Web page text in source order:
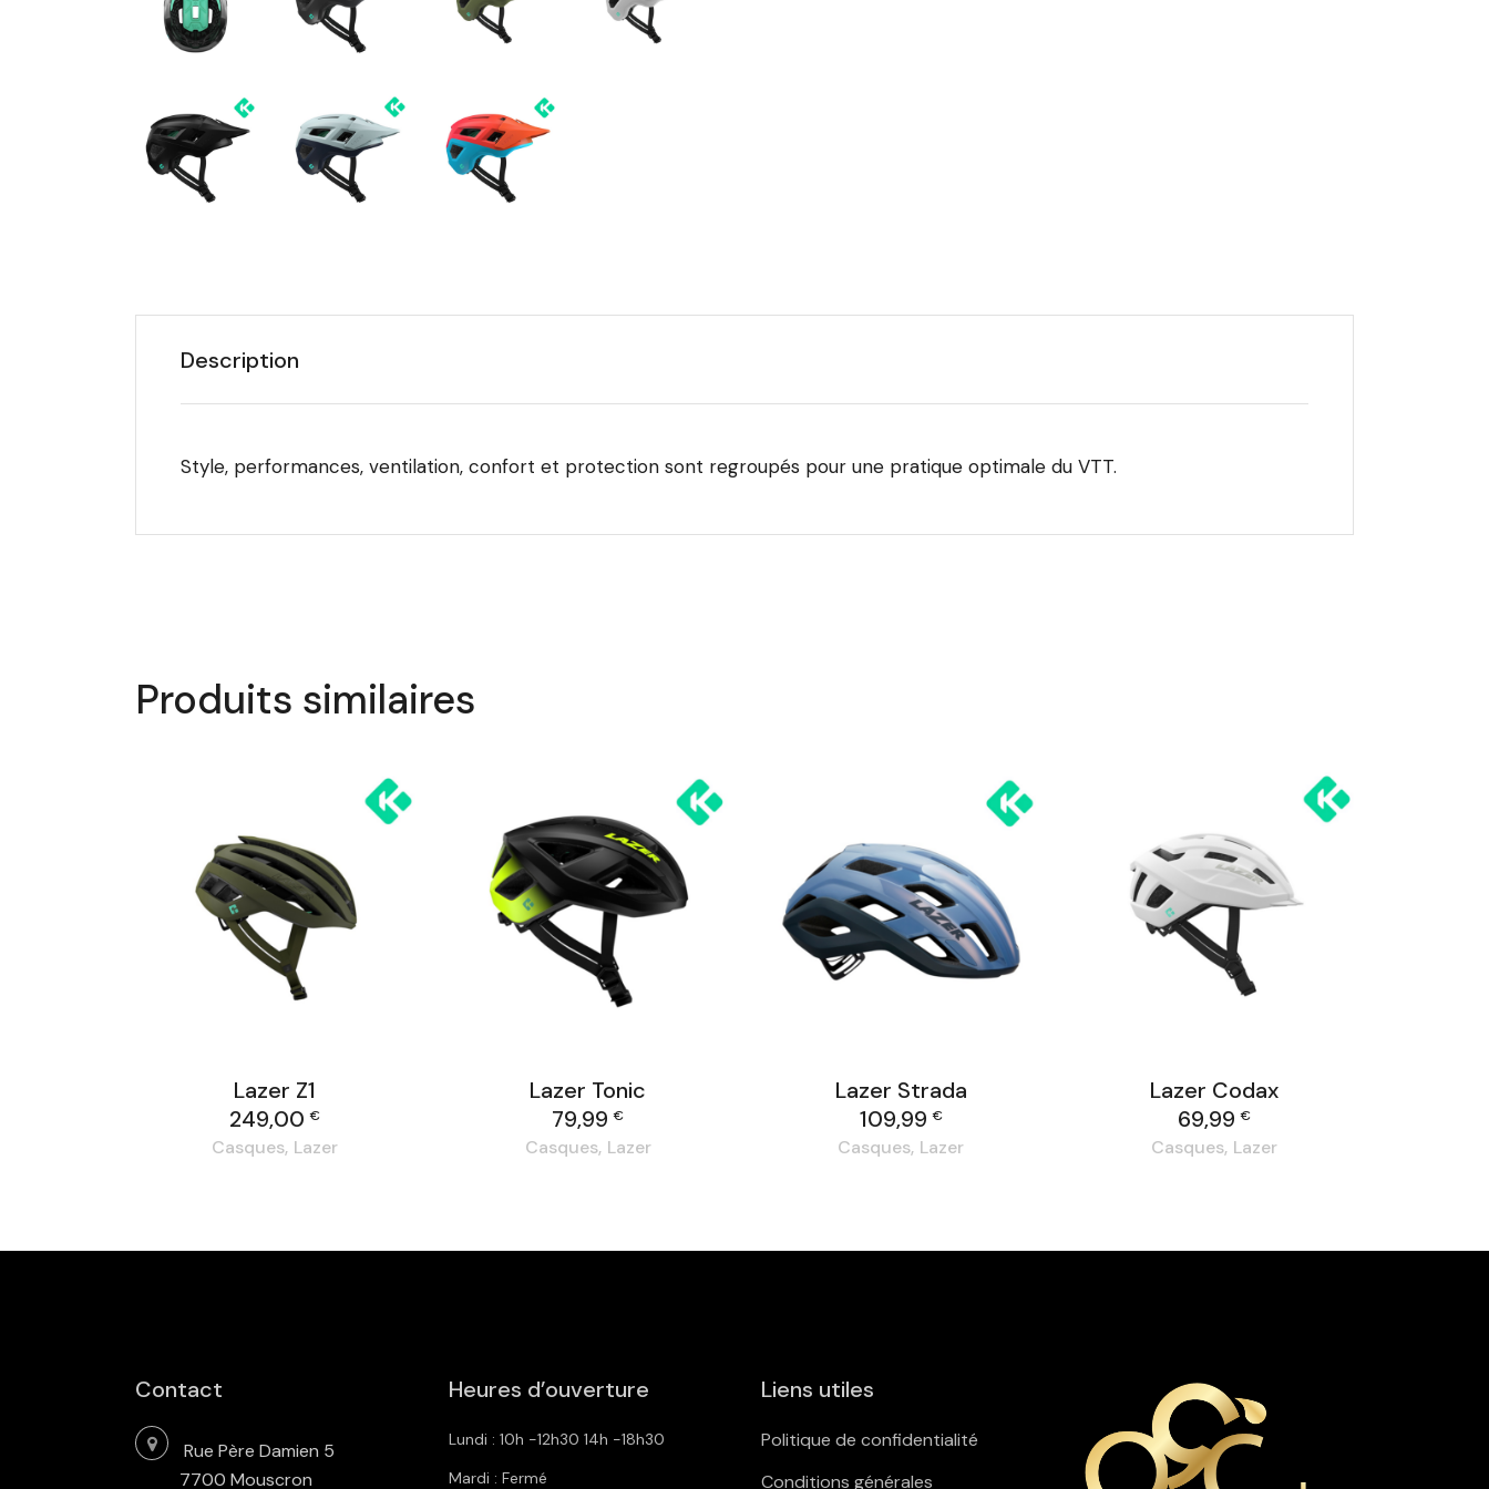
Description
Style, performances, ventilation, confort et protection sont regroupés pour une pratique optimale du VTT.
Produits similaires
Lazer Z1
249,00€
Casques Lazer
Lazer Tonic
79,99€
Casques Lazer
Lazer Strada
109,99€
Casques Lazer
Lazer Codax
69,99€
Casques Lazer
Contact
Rue Père Damien 5
7700 Mouscron
Heures d’ouverture
Lundi : 10h -12h30 14h -18h30
Mardi : Fermé
Liens utiles
Politique de confidentialité
Conditions générales